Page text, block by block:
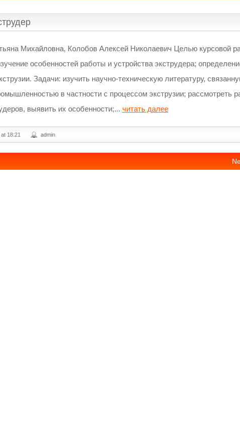
Михайловна, Колобов Алексей Николаевич Целью курсовой
особенностей работы и устройства экструдера;
Задачи: изучить научно-техническую литературу,
в частности с процессом экструзии; рассмотреть
выявить их особенности;... читать далее
18:21 admin